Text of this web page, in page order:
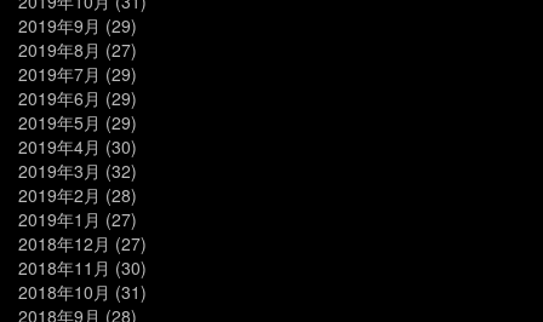
2019年9月 (29)
2019年8月 (27)
2019年7月 (29)
2019年6月 (29)
2019年5月 (29)
2019年4月 (30)
2019年3月 (32)
2019年2月 (28)
2019年1月 (27)
2018年12月 (27)
2018年11月 (30)
2018年10月 (31)
2018年9月 (28)